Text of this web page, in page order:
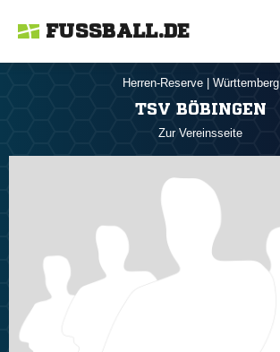
FUSSBALL.DE
Herren-Reserve Württemberg
TSV BÖBINGEN
Zur Vereinsseite